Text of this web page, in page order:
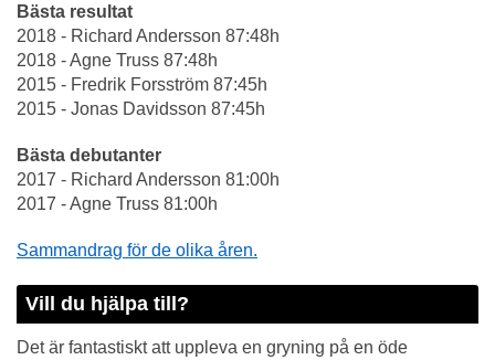
Bästa resultat
2018 - Richard Andersson 87:48h
2018 - Agne Truss 87:48h
2015 - Fredrik Forsström 87:45h
2015 - Jonas Davidsson 87:45h
Bästa debutanter
2017 - Richard Andersson 81:00h
2017 - Agne Truss 81:00h
Sammandrag för de olika åren.
Vill du hjälpa till?
Det är fantastiskt att uppleva en gryning på en öde